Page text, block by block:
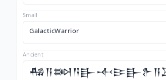
Small
ᴳᵃˡᵃᶜᵗⁱᶜᵂᵃʳʳⁱᵒʳ
Ancient